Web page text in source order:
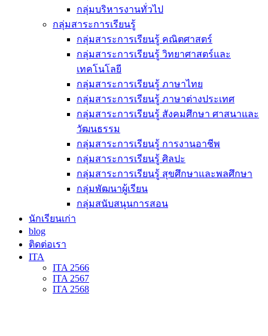
กลุ่มบริหารงานทั่วไป
กลุ่มสาระการเรียนรู้
กลุ่มสาระการเรียนรู้ คณิตศาสตร์
กลุ่มสาระการเรียนรู้ วิทยาศาสตร์และ
เทคโนโลยี
กลุ่มสาระการเรียนรู้ ภาษาไทย
กลุ่มสาระการเรียนรู้ ภาษาต่างประเทศ
กลุ่มสาระการเรียนรู้ สังคมศึกษา ศาสนาและ
วัฒนธรรม
กลุ่มสาระการเรียนรู้ การงานอาชีพ
กลุ่มสาระการเรียนรู้ ศิลปะ
กลุ่มสาระการเรียนรู้ สุขศึกษาและพลศึกษา
กลุ่มพัฒนาผู้เรียน
กลุ่มสนับสนุนการสอน
นักเรียนเก่า
blog
ติดต่อเรา
ITA
ITA 2566
ITA 2567
ITA 2568